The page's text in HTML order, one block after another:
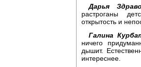
Дарья
растроганы
открытость и
Галина
ничего
дышит.
интереснее.